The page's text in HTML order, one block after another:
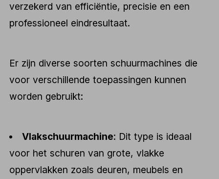
verzekerd van efficiëntie, precisie en een
professioneel eindresultaat.
Er zijn diverse soorten schuurmachines die
voor verschillende toepassingen kunnen
worden gebruikt:
Vlakschuurmachine: Dit type is ideaal
voor het schuren van grote, vlakke
oppervlakken zoals deuren, meubels en